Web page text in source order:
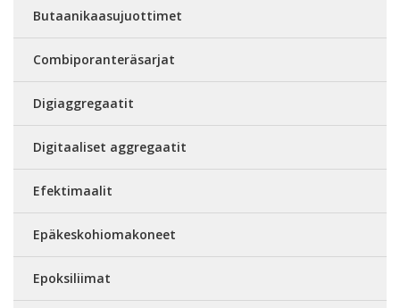
Butaanikaasujuottimet
Combiporanteräsarjat
Digiaggregaatit
Digitaaliset aggregaatit
Efektimaalit
Epäkeskohiomakoneet
Epoksiliimat